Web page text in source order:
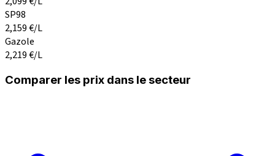
SP98
2,159€/L
Gazole
2,219€/L
Comparer les prix dans le secteur